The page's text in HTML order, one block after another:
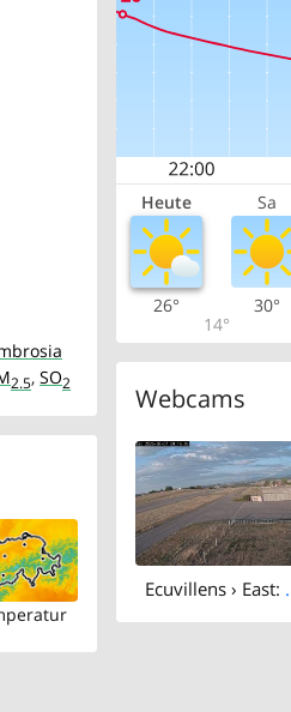
2.5, SO2
Heute Sa
26°
14°
30°
Webcams
Ecuvillens